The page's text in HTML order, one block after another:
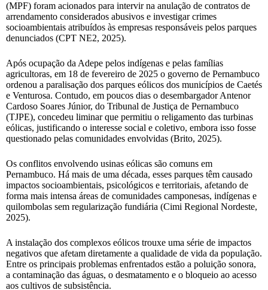
(MPF) foram acionados para intervir na anulação de contratos de
arrendamento considerados abusivos e investigar crimes
socioambientais atribuídos às empresas responsáveis pelos parques
denunciados (CPT NE2, 2025).
Após ocupação da Adepe pelos indígenas e pelas famílias
agricultoras, em 18 de fevereiro de 2025 o governo de Pernambuco
ordenou a paralisação dos parques eólicos dos municípios de Caetés
e Venturosa. Contudo, em poucos dias o desembargador Antenor
Cardoso Soares Júnior, do Tribunal de Justiça de Pernambuco
(TJPE), concedeu liminar que permitiu o religamento das turbinas
eólicas, justificando o interesse social e coletivo, embora isso fosse
questionado pelas comunidades envolvidas (Brito, 2025).
Os conflitos envolvendo usinas eólicas são comuns em
Pernambuco. Há mais de uma década, esses parques têm causado
impactos socioambientais, psicológicos e territoriais, afetando de
forma mais intensa áreas de comunidades camponesas, indígenas e
quilombolas sem regularização fundiária (Cimi Regional Nordeste,
2025).
A instalação dos complexos eólicos trouxe uma série de impactos
negativos que afetam diretamente a qualidade de vida da população.
Entre os principais problemas enfrentados estão a poluição sonora,
a contaminação das águas, o desmatamento e o bloqueio ao acesso
aos cultivos de subsistência.